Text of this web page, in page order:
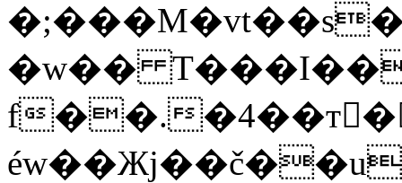
�w��
f��.